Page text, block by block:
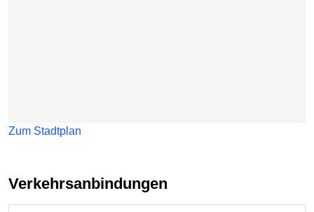
Zum Stadtplan
Verkehrsanbindungen